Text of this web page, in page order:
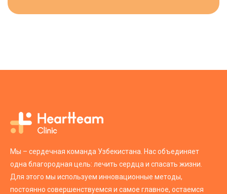
Мы – сердечная команда Узбекистана. Нас объединяет
одна благородная цель: лечить сердца и спасать жизни.
Для этого мы используем инновационные методы,
постоянно совершенствуемся и самое главное, остаемся